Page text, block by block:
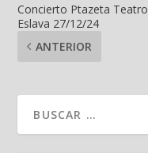
Concierto Ptazeta Teatro
Eslava 27/12/24
ANTERIOR